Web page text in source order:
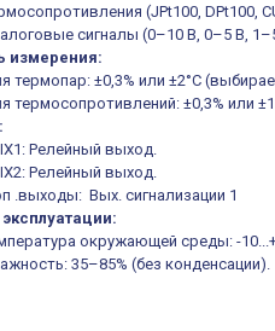
(JPt100, DPt100,
сигналы (0–10 В, 0–5 В,
измерения:
термопар: ±0,3% или ±2°C
термосопротивлений: ±0,3% или
Релейный выход.
Релейный выход.
.выходы: Вых. сигнализации 1
окружающей среды: -
35–85% (без конденсации).